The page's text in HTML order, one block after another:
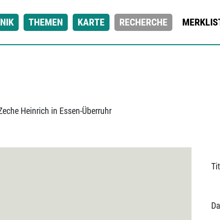
THEMEN KARTE RECHERCHE
Heinrich in Essen-Überruhr